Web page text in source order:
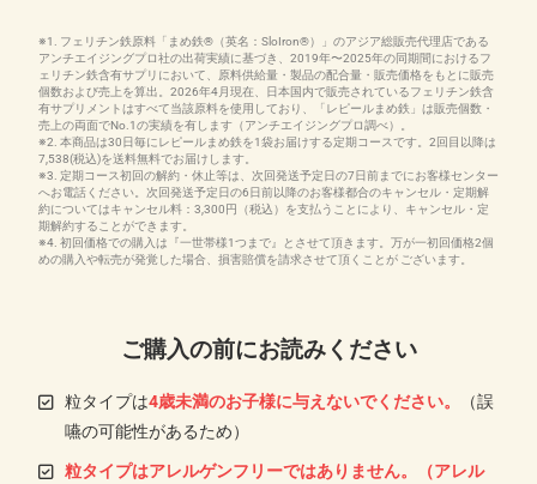
※1. フェリチン鉄原料「まめ鉄®（英名：SloIron®）」のアジア総販売代理店である
アンチエイジングプロ社の出荷実績に基づき、2019年〜2025年の同期間におけるフ
ェリチン鉄含有サプリにおいて、原料供給量・製品の配合量・販売価格をもとに販売
個数および売上を算出。2026年4月現在、日本国内で販売されているフェリチン鉄含
有サプリメントはすべて当該原料を使用しており、「レピールまめ鉄」は販売個数・
売上の両面でNo.1の実績を有します（アンチエイジングプロ調べ）。
※2. 本商品は30日毎にレピールまめ鉄を1袋お届けする定期コースです。2回目以降は
7,538(税込)を送料無料でお届けします。
※3. 定期コース初回の解約・休止等は、次回発送予定日の7日前までにお客様センター
へお電話ください。次回発送予定日の6日前以降のお客様都合のキャンセル・定期解
約についてはキャンセル料：3,300円（税込）を支払うことにより、キャンセル・定
期解約することができます。
※4. 初回価格での購入は『一世帯様1つまで』とさせて頂きます。万が一初回価格2個
めの購入や転売が発覚した場合、損害賠償を請求させて頂くことが ございます。
ご購入の前にお読みください
粒タイプは4歳未満のお子様に与えないでください。
（誤
嚥の可能性があるため）
粒タイプはアレルゲンフリーではありません。（アレル